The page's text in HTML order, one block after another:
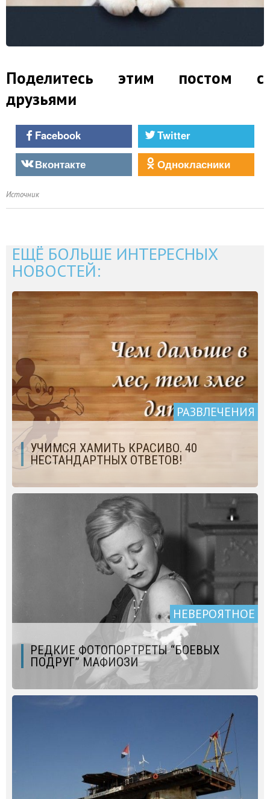
Поделитесь этим постом с
друзьями
Facebook
Twitter
Вконтакте
Однокласники
Источник
ЕЩЁ БОЛЬШЕ ИНТЕРЕСНЫХ
НОВОСТЕЙ:
РАЗВЛЕЧЕНИЯ
УЧИМСЯ ХАМИТЬ КРАСИВО. 40
НЕСТАНДАРТНЫХ ОТВЕТОВ!
НЕВЕРОЯТНОЕ
РЕДКИЕ ФОТОПОРТРЕТЫ “БОЕВЫХ
ПОДРУГ” МАФИОЗИ